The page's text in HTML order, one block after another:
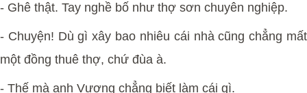
- Ghê thật. Tay nghề bố như thợ sơn chuyên nghiệp.
- Chuyện! Dù gì xây bao nhiêu cái nhà cũng chẳng mất
một đồng thuê thợ, chứ đùa à.
- Thế mà anh Vượng chẳng biết làm cái gì.